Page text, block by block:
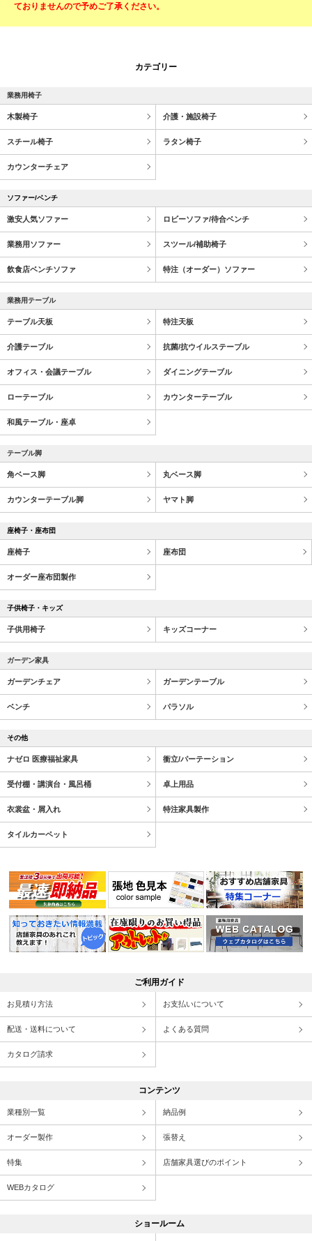
ておりませんので予めご了承ください。
カテゴリー
業務用椅子
木製椅子 介護・施設椅子
スチール椅子 ラタン椅子
カウンターチェア
ソファー/ベンチ
激安人気ソファー ロビーソファ/待合ベンチ
業務用ソファー スツール/補助椅子
飲食店ベンチソファ 特注（オーダー）ソファー
業務用テーブル
テーブル天板 特注天板
介護テーブル 抗菌/抗ウイルステーブル
オフィス・会議テーブル ダイニングテーブル
ローテーブル カウンターテーブル
和風テーブル・座卓
テーブル脚
角ベース脚 丸ベース脚
カウンターテーブル脚 ヤマト脚
座椅子・座布団
座椅子 座布団
オーダー座布団製作
子供椅子・キッズ
子供用椅子 キッズコーナー
ガーデン家具
ガーデンチェア ガーデンテーブル
ベンチ パラソル
その他
ナゼロ 医療福祉家具 衝立/パーテーション
受付棚・講演台・風呂桶 卓上用品
衣裳盆・屑入れ 特注家具製作
タイルカーペット
ご利用ガイド
お見積り方法 お支払いについて
配送・送料について よくある質問
カタログ請求
コンテンツ
業種別一覧 納品例
オーダー製作 張替え
特集 店舗家具選びのポイント
WEBカタログ
ショールーム